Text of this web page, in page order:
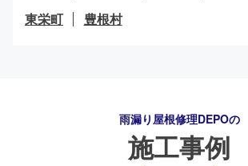
東栄町
豊根村
雨漏り屋根修理DEPOの
施工事例